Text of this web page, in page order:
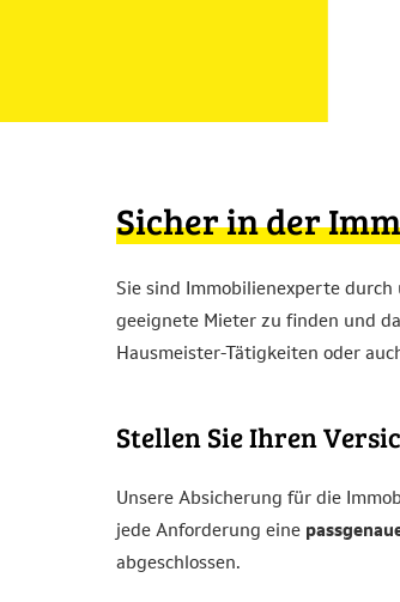
Sicher in der
Sie sind Immobilienexperte durch
geeignete Mieter zu finden und
Hausmeister-Tätigkeiten oder
Stellen Sie Ihren
Unsere Absicherung für die
jede Anforderung eine
abgeschlossen.